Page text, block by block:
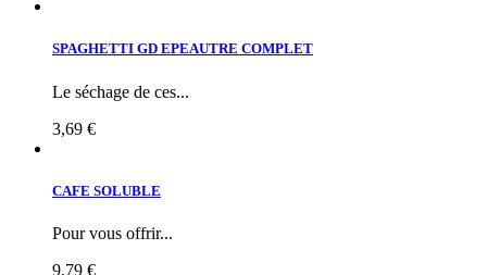
SPAGHETTI GD EPEAUTRE COMPLET
Le séchage de ces...
3,69 €
CAFE SOLUBLE
Pour vous offrir...
9,79 €